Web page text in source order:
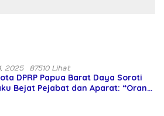
2025 87510 Lihat
DPRP Papua Barat Daya Soroti
Bejat Pejabat dan Aparat: “Orang